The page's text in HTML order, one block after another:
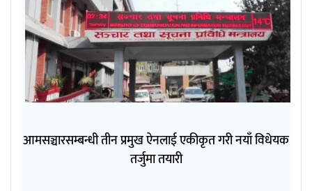
आमसञ्चारसम्बन्धी तीन प्रमुख ऐनलाई एकीकृत गरी नयाँ विधेयक
तर्जुमा तयारी